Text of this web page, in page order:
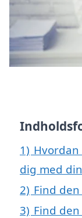
1)
dig med
2) Find
3) Find